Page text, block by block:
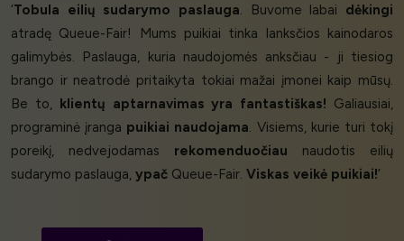
‘Tobula eilių sudarymo paslauga. Buvome labai dėkingi
atradę Queue-Fair! Mums puikiai tinka lanksčios kainodaros
galimybės. Paslauga, kuria naudojomės anksčiau - ji tiesiog
brango ir neatrodė pritaikyta tokiai mažai įmonei kaip mūsų.
Be to, klientų aptarnavimas yra fantastiškas! Galiausiai,
programinė įranga puikiai naudojama. Visiems, kurie turi tokį
poreikį, nedvejodamas rekomenduočiau naudotis eilių
sudarymo paslauga, ypač Queue-Fair. Viskas veikė puikiai!’